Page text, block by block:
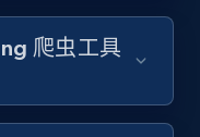
爬虫工具